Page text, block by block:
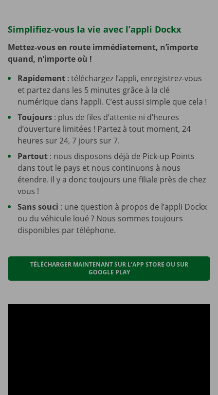
Simplifiez-vous la vie avec l’appli Dockx
Mettez-vous en route immédiatement, n’importe
quand, n’importe où !
Rapidement : téléchargez l’appli, enregistrez-vous
et partez dans les 5 minutes grâce à la clé
numérique dans l’appli. C’est aussi simple que cela !
Toujours : plus de files d’attente ni d’heures
d’ouverture limitées ! Partez à tout moment, 24
heures sur 24, 7 jours sur 7.
Partout : nous disposons déjà de Pick-up Points
dans tout le pays et nous continuons à nous
étendre. Il y a donc toujours une filiale près de chez
vous !
Sans souci : une question à propos de l’appli Dockx
ou du véhicule loué ? Nous sommes toujours
disponibles par téléphone.
TÉLÉCHARGER MAINTENANT SUR L’APP STORE OU SUR
GOOGLE PLAY